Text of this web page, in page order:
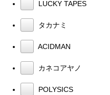
LUCKY TAPES
タカナミ
ACIDMAN
カネコアヤノ
POLYSICS